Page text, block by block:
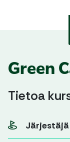
Green
Tietoa
Järjestäjä